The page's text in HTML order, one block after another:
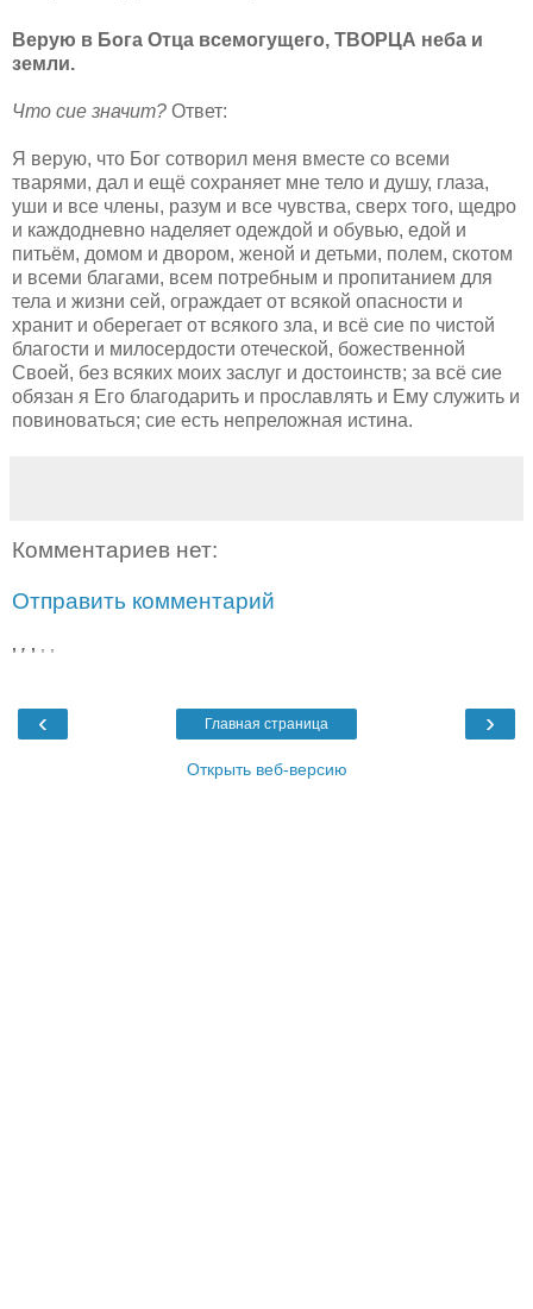
Верую в Бога Отца всемогущего, ТВОРЦА неба и
земли.
Что сие значит? Ответ:
Я верую, что Бог сотворил меня вместе со всеми
тварями, дал и ещё сохраняет мне тело и душу, глаза,
уши и все члены, разум и все чувства, сверх того, щедро
и каждодневно наделяет одеждой и обувью, едой и
питьём, домом и двором, женой и детьми, полем, скотом
и всеми благами, всем потребным и пропитанием для
тела и жизни сей, ограждает от всякой опасности и
хранит и оберегает от всякого зла, и всё сие по чистой
благости и милосердости отеческой, божественной
Своей, без всяких моих заслуг и достоинств; за всё сие
обязан я Его благодарить и прославлять и Ему служить и
повиноваться; сие есть непреложная истина.
Комментариев нет:
Отправить комментарий
, , ,
‹ ›
Главная страница
Открыть веб-версию